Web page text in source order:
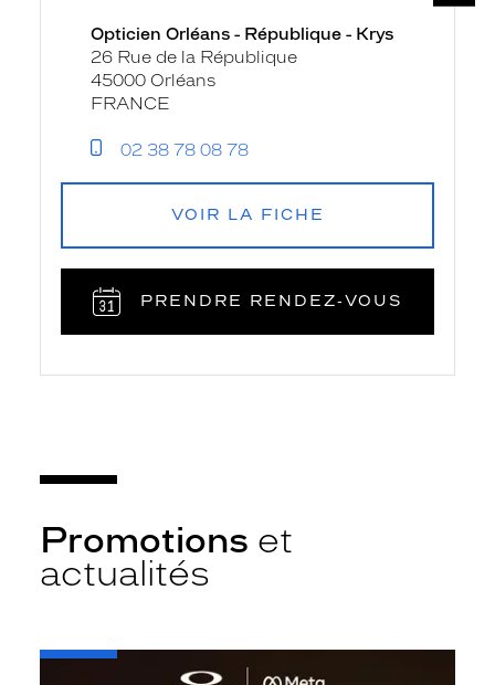
Opticien Orléans - République - Krys
26 Rue de la République
45000 Orléans
FRANCE
02 38 78 08 78
VOIR LA FICHE
PRENDRE RENDEZ‑VOUS
Promotions et
actualités
-